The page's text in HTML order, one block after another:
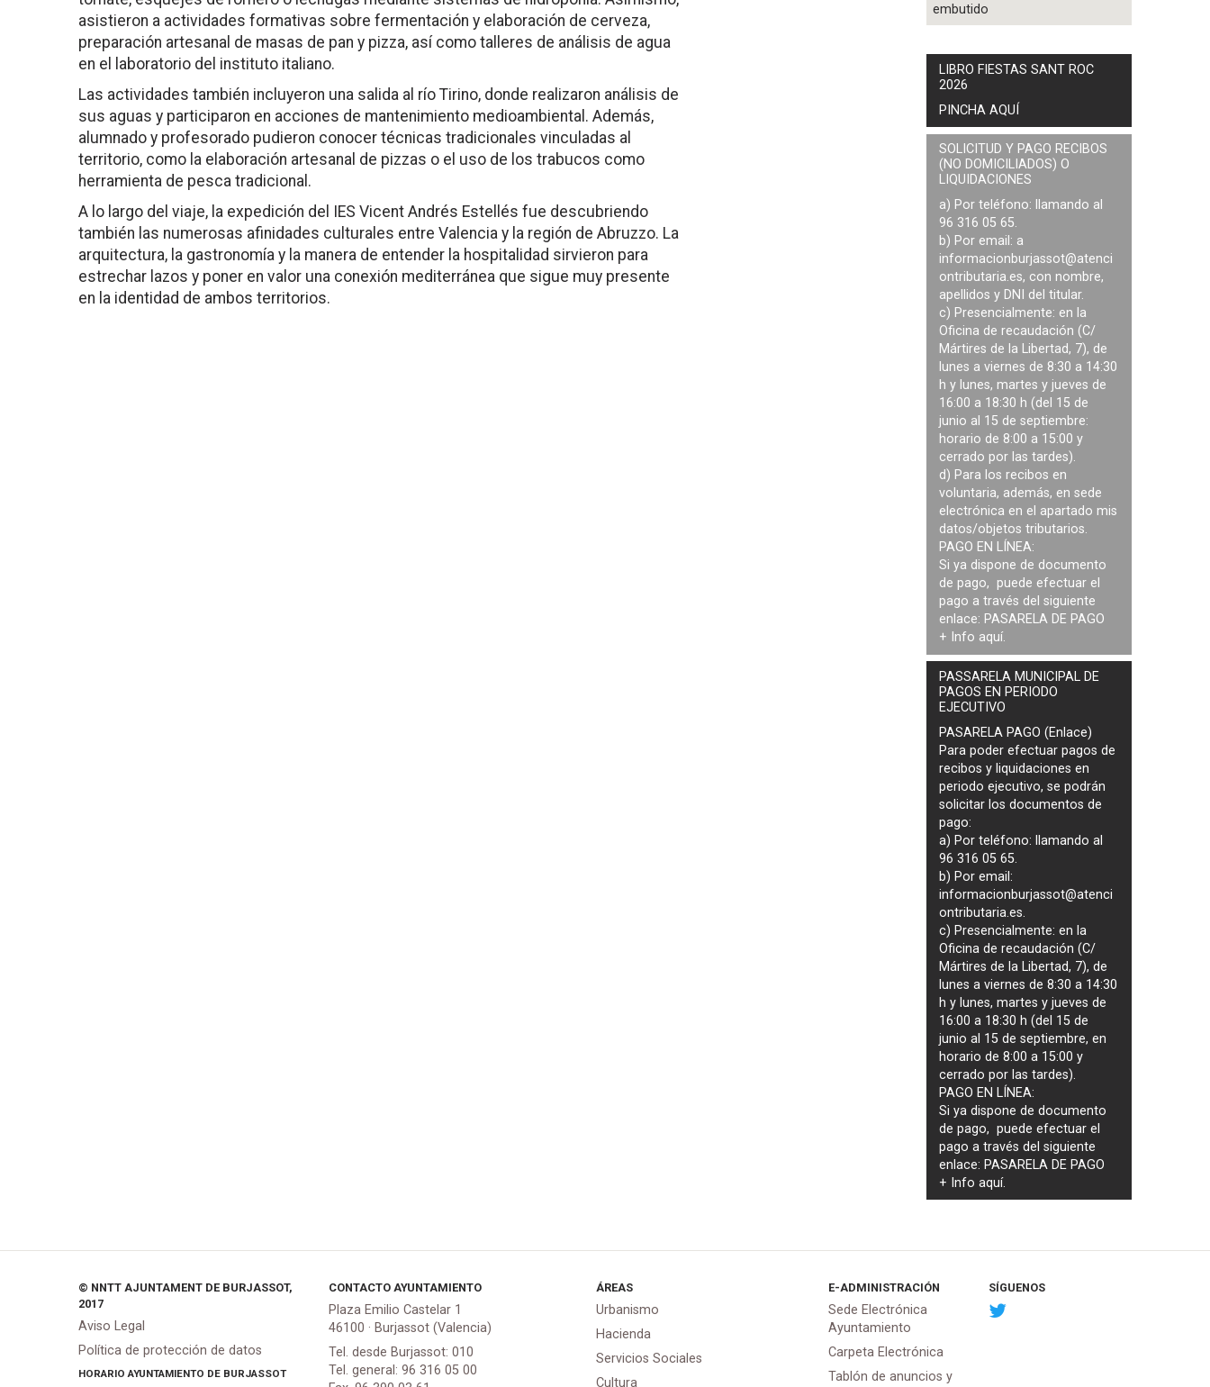
asistieron a actividades formativas sobre fermentación y elaboración de cerveza,
preparación artesanal de masas de pan y pizza, así como talleres de análisis de agua
en el laboratorio del instituto italiano.
Las actividades también incluyeron una salida al río Tirino, donde realizaron análisis de
sus aguas y participaron en acciones de mantenimiento medioambiental. Además,
alumnado y profesorado pudieron conocer técnicas tradicionales vinculadas al
territorio, como la elaboración artesanal de pizzas o el uso de los trabucos como
herramienta de pesca tradicional.
A lo largo del viaje, la expedición del IES Vicent Andrés Estellés fue descubriendo
también las numerosas afinidades culturales entre Valencia y la región de Abruzzo. La
arquitectura, la gastronomía y la manera de entender la hospitalidad sirvieron para
estrechar lazos y poner en valor una conexión mediterránea que sigue muy presente
en la identidad de ambos territorios.
embutido
LIBRO FIESTAS SANT ROC
2026
PINCHA AQUÍ
SOLICITUD Y PAGO RECIBOS
(NO DOMICILIADOS) O
LIQUIDACIONES
a) Por teléfono: llamando al
96 316 05 65.
b) Por email: a
informacionburjassot@atenci
ontributaria.es, con nombre,
apellidos y DNI del titular.
c) Presencialmente: en la
Oficina de recaudación (C/
Mártires de la Libertad, 7), de
lunes a viernes de 8:30 a 14:30
h y lunes, martes y jueves de
16:00 a 18:30 h (del 15 de
junio al 15 de septiembre:
horario de 8:00 a 15:00 y
cerrado por las tardes).
d) Para los recibos en
voluntaria, además, en sede
electrónica en el apartado mis
datos/objetos tributarios.
PAGO EN LÍNEA:
Si ya dispone de documento
de pago, puede efectuar el
pago a través del siguiente
enlace: PASARELA DE PAGO
+ Info aquí.
PASSARELA MUNICIPAL DE
PAGOS EN PERIODO
EJECUTIVO
PASARELA PAGO (Enlace)
Para poder efectuar pagos de
recibos y liquidaciones en
periodo ejecutivo, se podrán
solicitar los documentos de
pago:
a) Por teléfono: llamando al
96 316 05 65.
b) Por email:
informacionburjassot@atenci
ontributaria.es.
c) Presencialmente: en la
Oficina de recaudación (C/
Mártires de la Libertad, 7), de
lunes a viernes de 8:30 a 14:30
h y lunes, martes y jueves de
16:00 a 18:30 h (del 15 de
junio al 15 de septiembre, en
horario de 8:00 a 15:00 y
cerrado por las tardes).
PAGO EN LÍNEA:
Si ya dispone de documento
de pago, puede efectuar el
pago a través del siguiente
enlace: PASARELA DE PAGO
+ Infoaquí.
© NNTT AJUNTAMENT DE BURJASSOT,
2017
Aviso Legal
Política de protección de datos
HORARIO AYUNTAMIENTO DE BURJASSOT
CONTACTO AYUNTAMIENTO
Plaza Emilio Castelar 1
46100 · Burjassot (Valencia)
Tel. desde Burjassot: 010
Tel. general: 96 316 05 00
ÁREAS
Urbanismo
Hacienda
Servicios Sociales
Cultura
E-ADMINISTRACIÓN
Sede Electrónica
Ayuntamiento
Carpeta Electrónica
Tablón de anuncios y
SÍGUENOS